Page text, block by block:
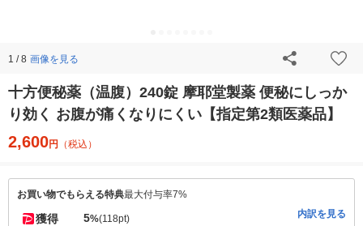
1 / 8 画像を見る
十方便秘薬（温腹）240錠 摩耶堂製薬 便秘にしっか
り効く お腹が痛くなりにくい【指定第2類医薬品】
2,600円 （税込）
お買い物でもらえる特典最大付与率7%
獲得 5%(118pt) 内訳を見る